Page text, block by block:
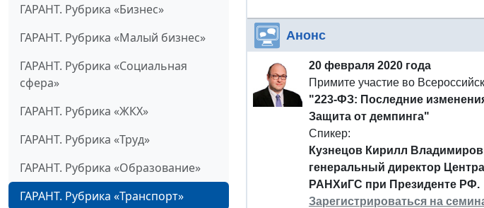
ГАРАНТ. Рубрика «Бизнес»
ГАРАНТ. Рубрика «Малый бизнес»
ГАРАНТ. Рубрика «Социальная
сфера»
ГАРАНТ. Рубрика «ЖКХ»
ГАРАНТ. Рубрика «Труд»
ГАРАНТ. Рубрика «Образование»
ГАРАНТ. Рубрика «Транспорт»
Анонс
20 февраля 2020 года
Примите участие во
"223-ФЗ: Последние
Защита от демпинга"
Спикер:
Кузнецов Кирилл
генеральный директор
РАНХиГС при Президенте РФ.
Зарегистрироваться на